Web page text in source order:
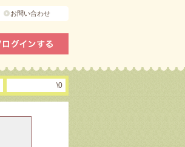
お問い合わせ
\0